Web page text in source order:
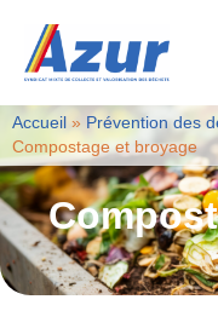
Accueil » Prévention des
Compostage et broyage